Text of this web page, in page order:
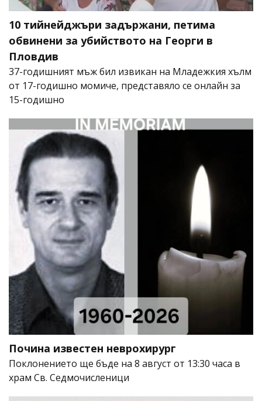
10 тийнейджъри задържани, петима
обвинени за убийството на Георги в
Пловдив
37-годишният мъж бил извикан на Младежкия хълм
от 17-годишно момиче, представяло се онлайн за
15-годишно
Почина известен неврохирург
Поклонението ще бъде на 8 август от 13:30 часа в
храм Св. Седмочисленици